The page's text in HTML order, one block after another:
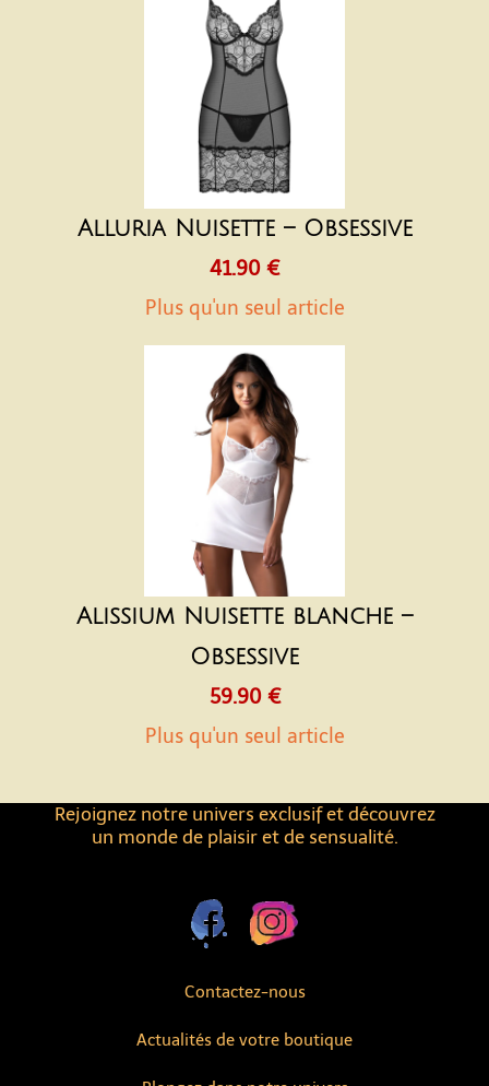
Contactez-nous
Actualités de votre boutique
Rejoignez notre univers exclusif et découvrez
un monde de plaisir et de sensualité.
Alluria Nuisette – Obsessive
41.90 €
Plus qu'un seul article
Alissium Nuisette blanche –
Obsessive
59.90 €
Plus qu'un seul article